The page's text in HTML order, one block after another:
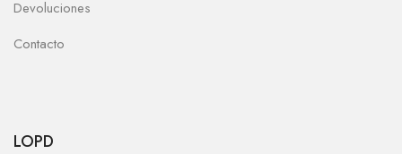
Devoluciones
Contacto
LOPD